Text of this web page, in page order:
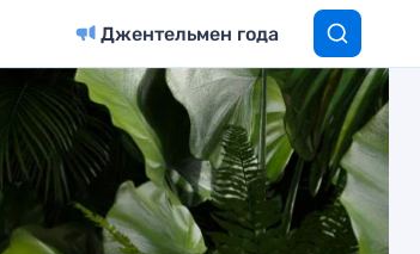
Джентельмен года